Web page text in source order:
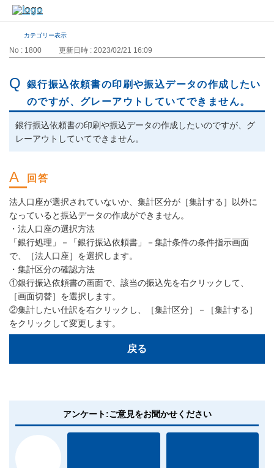
カテゴリー表示
No : 1800 更新日時 : 2023/02/21 16:09
銀行振込依頼書の印刷や振込データの作成したい
のですが、グレーアウトしていてできません。
銀行振込依頼書の印刷や振込データの作成したいのですが、グ
レーアウトしていてできません。
法人口座が選択されていないか、集計区分が［集計する］以外に
なっていると振込データの作成ができません。
・法人口座の選択方法
「銀行処理」－「銀行振込依頼書」－集計条件の条件指示画面
で、［法人口座］を選択します。
・集計区分の確認方法
①銀行振込依頼書の画面で、該当の振込先を右クリックして、
［画面切替］を選択します。
②集計したい仕訳を右クリックし、［集計区分］－［集計する］
をクリックして変更します。
戻る
アンケート:ご意見をお聞かせください